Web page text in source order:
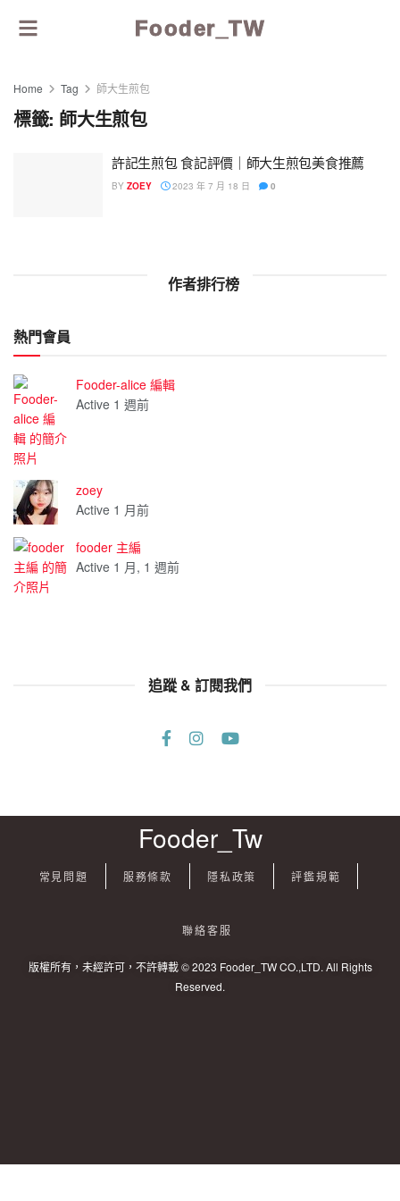
Fooder_TW
Home Tag 師大生煎包
標籤: 師大生煎包
許記生煎包 食記評價｜師大生煎包美食推薦
BY ZOEY 2023 年 7 月 18 日 0
作者排行榜
熱門會員
Fooder-alice 編輯
Active 1 週前
zoey
Active 1 月前
fooder 主編
Active 1 月, 1 週前
追蹤 & 訂閱我們
Fooder_Tw
常見問題 服務條款 隱私政策 評鑑規範
聯絡客服
版權所有，未經許可，不許轉載 © 2023 Fooder_TW CO.,LTD. All Rights
Reserved.